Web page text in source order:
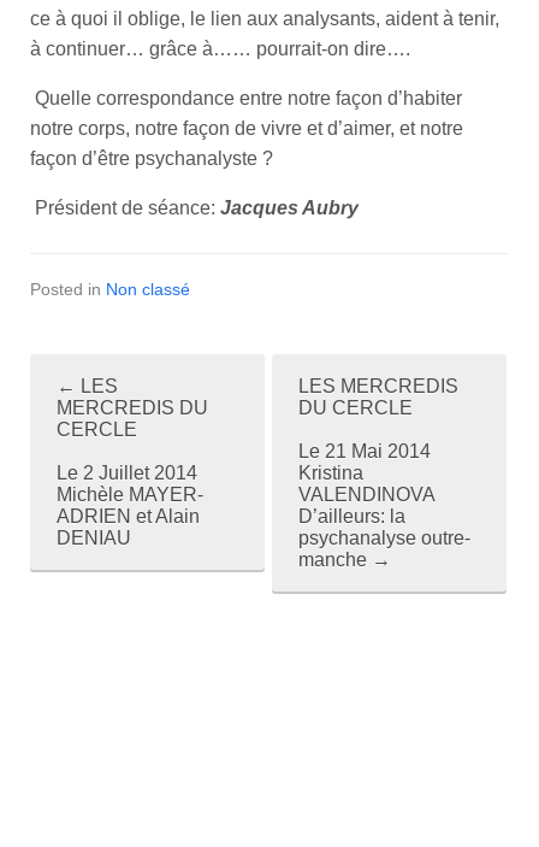
ce à quoi il oblige, le lien aux analysants, aident à tenir,
à continuer… grâce à…… pourrait-on dire….
Quelle correspondance entre notre façon d’habiter
notre corps, notre façon de vivre et d’aimer, et notre
façon d’être psychanalyste ?
Président de séance: Jacques Aubry
Posted in Non classé
n
← LES
MERCREDIS DU
CERCLE
Le 2 Juillet 2014
Michèle MAYER-
ADRIEN et Alain
DENIAU
LES MERCREDIS
DU CERCLE
Le 21 Mai 2014
Kristina
VALENDINOVA
D’ailleurs: la
psychanalyse outre-
manche →